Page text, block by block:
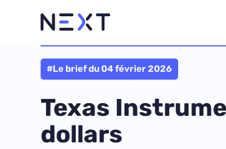
#Le brief du 04 février 2026
Texas
dollars